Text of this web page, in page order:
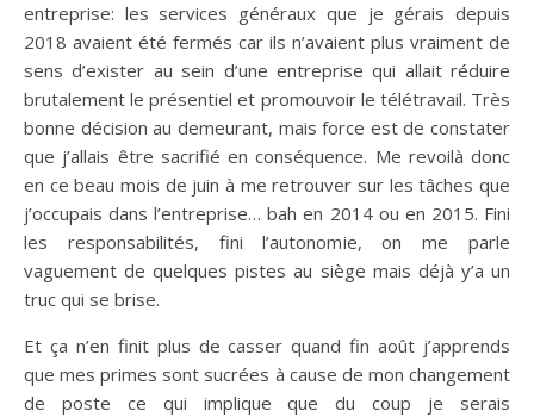
entreprise: les services généraux que je gérais depuis
2018 avaient été fermés car ils n’avaient plus vraiment de
sens d’exister au sein d’une entreprise qui allait réduire
brutalement le présentiel et promouvoir le télétravail. Très
bonne décision au demeurant, mais force est de constater
que j’allais être sacrifié en conséquence. Me revoilà donc
en ce beau mois de juin à me retrouver sur les tâches que
j’occupais dans l’entreprise… bah en 2014 ou en 2015. Fini
les responsabilités, fini l’autonomie, on me parle
vaguement de quelques pistes au siège mais déjà y’a un
truc qui se brise.
Et ça n’en finit plus de casser quand fin août j’apprends
que mes primes sont sucrées à cause de mon changement
de poste ce qui implique que du coup je serais